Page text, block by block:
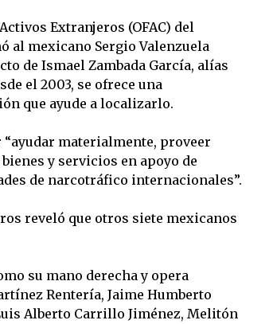
Extranjeros (OFAC) del
al mexicano Sergio Valenzuela
de Ismael Zambada García, alías
el 2003, se ofrece una
que ayude a localizarlo.
“ayudar materialmente, proveer
y servicios en apoyo de
de narcotráfico internacionales”.
reveló que otros siete mexicanos
su mano derecha y opera
Rentería, Jaime Humberto
Alberto Carrillo Jiménez, Melitón